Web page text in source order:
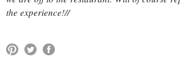
the experience!//